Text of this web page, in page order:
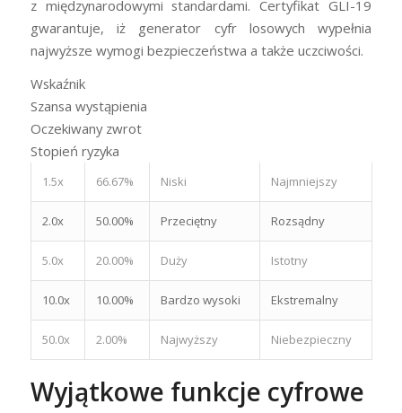
z międzynarodowymi standardami. Certyfikat GLI-19
gwarantuje, iż generator cyfr losowych wypełnia
najwyższe wymogi bezpieczeństwa a także uczciwości.
Wskaźnik
Szansa wystąpienia
Oczekiwany zwrot
Stopień ryzyka
1.5x 66.67% Niski Najmniejszy
2.0x 50.00% Przeciętny Rozsądny
5.0x 20.00% Duży Istotny
10.0x 10.00% Bardzo wysoki Ekstremalny
50.0x 2.00% Najwyższy Niebezpieczny
Wyjątkowe funkcje cyfrowe